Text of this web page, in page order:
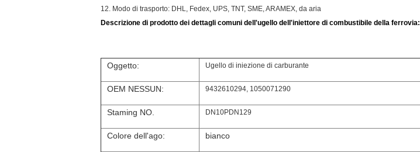
12. Modo di trasporto: DHL, Fedex, UPS, TNT, SME, ARAMEX, da aria
Descrizione di prodotto dei dettagli comuni dell'ugello dell'iniettore di combustibile della ferrovia:
Oggetto: Ugello di iniezione di carburante
OEM NESSUN: 9432610294, 1050071290
Staming NO. DN10PDN129
Colore dell'ago: bianco